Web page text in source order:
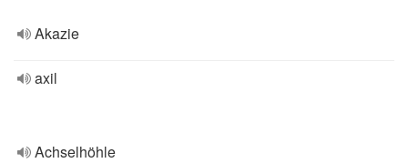
Akazie
axil
Achselhöhle